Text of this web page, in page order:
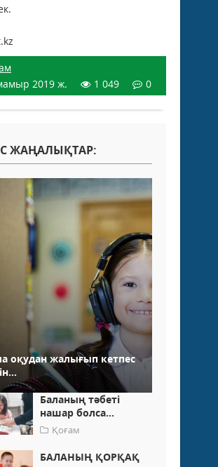
2019 ж.
1 049 0
ЖАҢАЛЫҚТАР:
оқудан жалығып кетпес
Баланың тәбеті
нашар болса...
Қоғам
БАЛАНЫҢ ҚОРҚАҚ